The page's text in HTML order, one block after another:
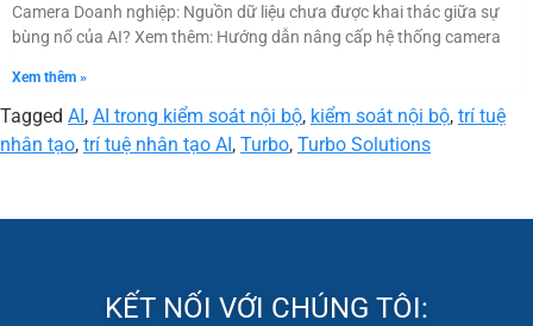
Camera Doanh nghiệp: Nguồn dữ liệu chưa được khai thác giữa sự
bùng nổ của AI? Xem thêm: Hướng dẫn nâng cấp hệ thống camera
Xem thêm »
Tagged AI, AI trong kiểm soát nội bộ, kiểm soát nội bộ, trí tuệ
nhân tạo, trí tuệ nhân tạo AI, Turbo, Turbo Solutions
KẾT NỐI VỚI CHÚNG TÔI: